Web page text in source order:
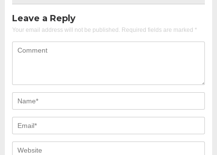
Leave a Reply
Your email address will not be published. Required fields are marked *